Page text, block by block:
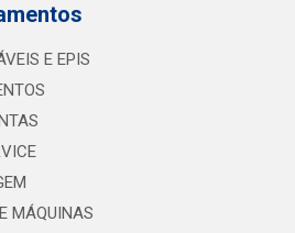
E EPIS
MÁQUINAS